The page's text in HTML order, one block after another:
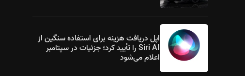
اپل دریافت هزینه برای استفاده سنگین از
Siri AI را تأیید کرد؛ جزئیات در سپتامبر
اعلام می‌شود